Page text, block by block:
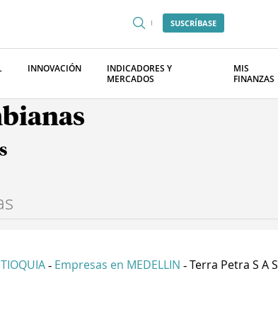
SUSCRÍBASE
INNOVACIÓN
INDICADORES Y
MERCADOS
MIS
FINANZAS
- Empresas en MEDELLIN - Terra Petra S A S